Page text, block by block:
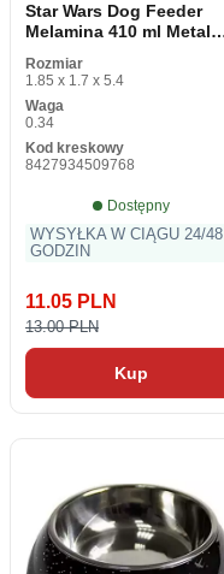
Star Wars Dog Feeder
Melamina 410 ml Metal
Rozmiar
1.85 x 1.7 x 5.4
Waga
0.34
Kod kreskowy
8427934509768
Dostępny
WYSYŁKA W CIĄGU 24/48
GODZIN
11.05 PLN
13.00 PLN
Kup